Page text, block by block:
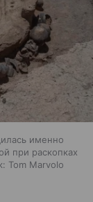
именно
при раскопках
Tom Marvolo